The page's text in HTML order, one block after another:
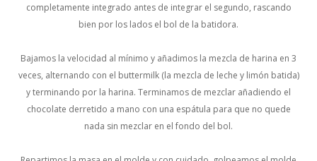
completamente integrado antes de integrar el segundo, rascando
bien por los lados el bol de la batidora.
Bajamos la velocidad al mínimo y añadimos la mezcla de harina en 3
veces, alternando con el buttermilk (la mezcla de leche y limón batida)
y terminando por la harina. Terminamos de mezclar añadiendo el
chocolate derretido a mano con una espátula para que no quede
nada sin mezclar en el fondo del bol.